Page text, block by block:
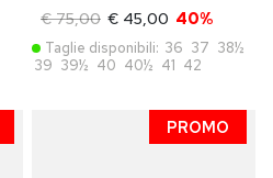
€ 75,00 € 45,00 40%
Taglie disponibili: 36 37 38½
39 39½ 40 40½ 41 42
PROMO